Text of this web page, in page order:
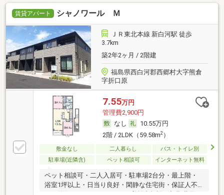
賃貸アパート シャノワール Ｍ
ＪＲ東北本線 新白河駅 徒歩
3.7km
築2年2ヶ月 / 2階建
福島県西白河郡西郷村大字熊倉
字折口原
7.55万円
管理費2,900円
なし
10.55万円
2階 / 2LDK（59.58m2）
敷金なし 二人暮らし
バス・トイレ別
駐車場(近隣含)
ペット相談可 インターネット無料
ペット相談可・二人入居可・駐車場2台分・最上階・
浴室1坪以上・日当り良好・閑静な住宅街・保証人不